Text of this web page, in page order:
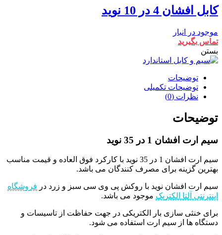
کابل افشان 4 در 10 نوید
موجود در انبار
تماس بگیرید
بستن
توضیحات
توضیحات تکمیلی
نظرات (0)
توضیحات
سیم ارت افشان 1 در 35 نوید
سیم ارت افشان 1 در 35 نوید با کارکرد فوق العاده و قیمت مناسب
بهترین گزینه برای مصرف کنندگان می باشد.
سیم ارت افشان نوید با روکش پی وی سی سبز و زرد در فروشگاه
اینترنتی آلتا الکتریک موجود می باشد.
برای خنثی سازی بار الکتریکی در جهت حفاظت از تاسیسات و
دستگاه ها از سیم ارت استفاده می شود.